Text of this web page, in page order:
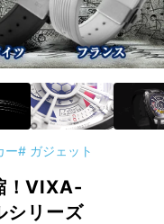
ー# ガジェット
！VIXA-
シリーズ